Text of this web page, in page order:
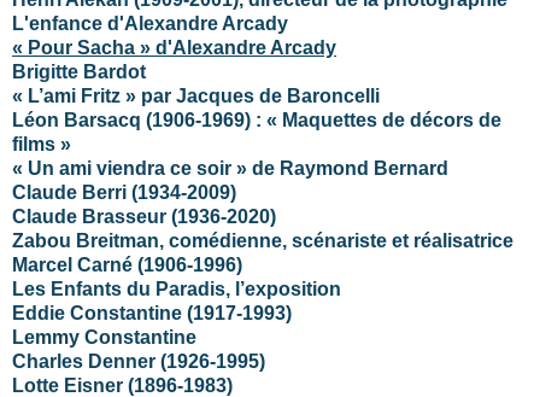
L'enfance d'Alexandre Arcady
« Pour Sacha » d'Alexandre Arcady
Brigitte Bardot
« L’ami Fritz » par Jacques de Baroncelli
Léon Barsacq (1906-1969) : « Maquettes de décors de
films »
« Un ami viendra ce soir » de Raymond Bernard
Claude Berri (1934-2009)
Claude Brasseur (1936-2020)
Zabou Breitman, comédienne, scénariste et réalisatrice
Marcel Carné (1906-1996)
Les Enfants du Paradis, l’exposition
Eddie Constantine (1917-1993)
Lemmy Constantine
Charles Denner (1926-1995)
Lotte Eisner (1896-1983)